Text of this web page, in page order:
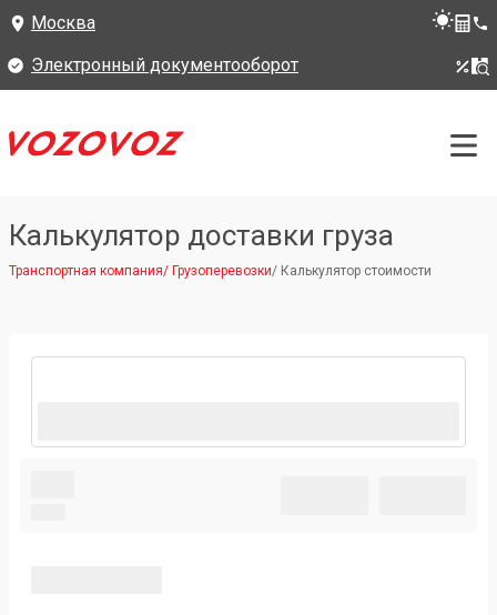
Москва
Электронный документооборот
Калькулятор доставки груза
Транспортная компания/ Грузоперевозки/ Калькулятор стоимости